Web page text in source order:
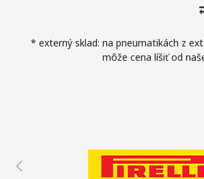
* externý sklad: na pneumatikách z
môže cena líšiť od